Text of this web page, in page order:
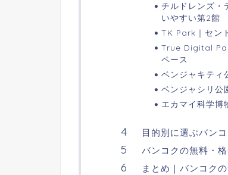
チルドレンズ・
いやすい第2館
TK Park｜セン
True Digital
ペース
ベンジャキティ
ベンジャシリ公
エカマイ科学博
目的別に選ぶバン
バンコクの無料・
まとめ｜バンコク